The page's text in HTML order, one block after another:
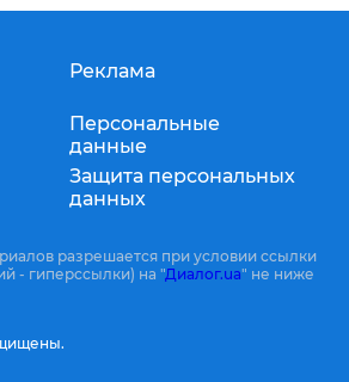
Реклама
Персональные
данные
Защита персональных
данных
разрешается при условии ссылки
- гиперссылки) на "Диалог.ua" не ниже